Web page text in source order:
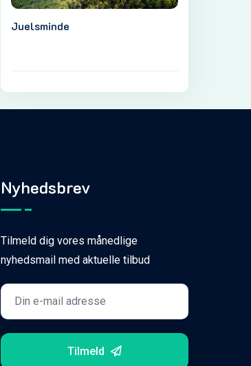
Juelsminde
Nyhedsbrev
Tilmeld dig vores månedlige
nyhedsmail med aktuelle tilbud
Tilmeld